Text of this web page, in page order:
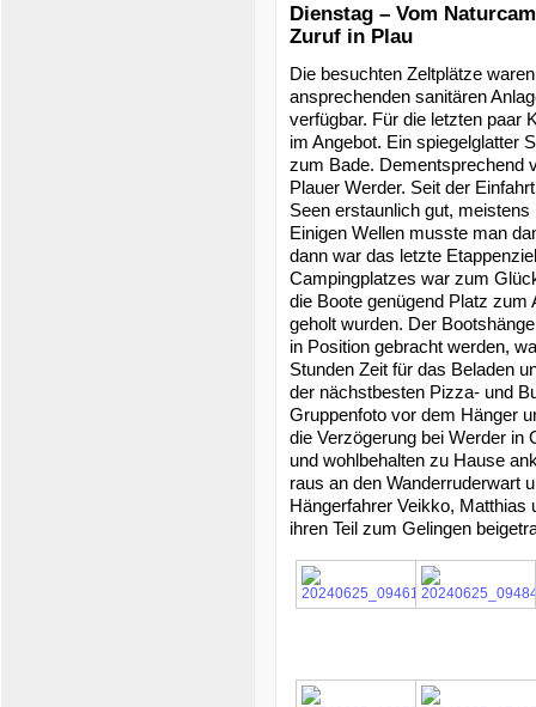
Dienstag – Vom
Zuruf in Plau
Die besuchten Zeltplätze
ansprechenden sanitären
verfügbar. Für die letzten paar
im Angebot. Ein spiegelglatter
zum Bade. Dementsprechend
Plauer Werder. Seit der
Seen erstaunlich gut,
Einigen Wellen musste man
dann war das letzte
Campingplatzes war zum
die Boote genügend Platz zum
geholt wurden. Der
in Position gebracht werden,
Stunden Zeit für das Beladen
der nächstbesten Pizza- und
Gruppenfoto vor dem Hänger
die Verzögerung bei Werder in
und wohlbehalten zu Hause
raus an den Wanderruderwart
Hängerfahrer Veikko, Matthias
ihren Teil zum Gelingen